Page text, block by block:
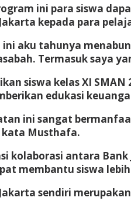
ini para siswa
kepada para
ini aku tahunya
Termasuk saya
siswa kelas XI
edukasi
ini sangat
kata Musthafa.
kolaborasi antara
membantu siswa
Jakarta sendiri